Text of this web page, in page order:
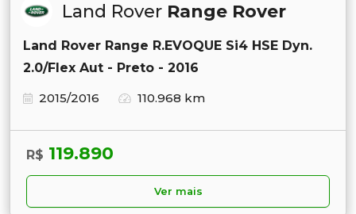
Land Rover Range Rover
Land Rover Range R.EVOQUE Si4 HSE Dyn.
2.0/Flex Aut - Preto - 2016
2015/2016
110.968 km
R$ 119.890
Ver mais